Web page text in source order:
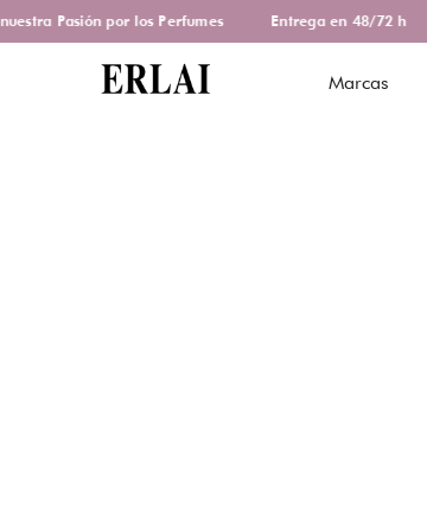
Pasión por los Perfumes Entrega en 48/72 h
Marcas